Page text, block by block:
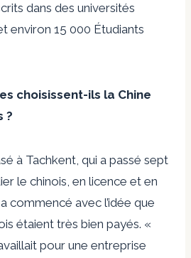
dans des universités
environ 15 000 Étudiants
choisissent-ils la Chine
?
à Tachkent, qui a passé sept
le chinois, en licence et en
commencé avec l’idée que
étaient très bien payés. «
pour une entreprise